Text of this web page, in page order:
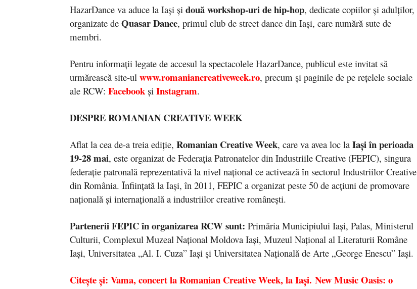
HazarDance va aduce la Iași și două workshop-uri de hip-hop, dedicate copiilor și adulților,
organizate de Quasar Dance, primul club de street dance din Iași, care numără sute de
membri.
Pentru informații legate de accesul la spectacolele HazarDance, publicul este invitat să
urmărească site-ul www.romaniancreativeweek.ro, precum și paginile de pe rețelele sociale
ale RCW: Facebook și Instagram.
DESPRE ROMANIAN CREATIVE WEEK
Aflat la cea de-a treia ediţie, Romanian Creative Week, care va avea loc la Iași în perioada
19-28mai, este organizat de Federaţia Patronatelor din Industriile Creative (FEPIC), singura
federaţie patronală reprezentativă la nivel naţional ce activează în sectorul Industriilor Creative
din România. Înfiinţată la Iaşi, în 2011, FEPIC a organizat peste 50 de acţiuni de promovare
naţională şi internaţională a industriilor creative româneşti.
Partenerii FEPIC în organizarea RCW sunt: Primăria Municipiului Iași, Palas, Ministerul
Culturii, Complexul Muzeal Național Moldova Iași, Muzeul Național al Literaturii Române
Iași, Universitatea „Al. I. Cuza” Iași și Universitatea Națională de Arte „George Enescu” Iași.
Citește și: Vama, concert la Romanian Creative Week, la Iași. New Music Oasis: o